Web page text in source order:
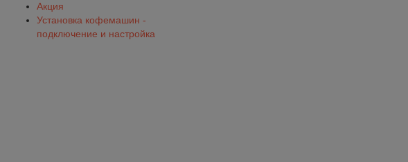
Акция
Установка кофемашин -
подключение и настройка